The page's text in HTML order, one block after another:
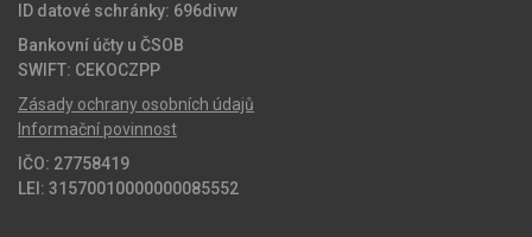
ID datové schránky: 696divw
Bankovní účty u ČSOB
SWIFT: CEKOCZPP
Zásady ochrany osobních údajů
Informační povinnost
IČO: 27758419
LEI: 31570010000000085552